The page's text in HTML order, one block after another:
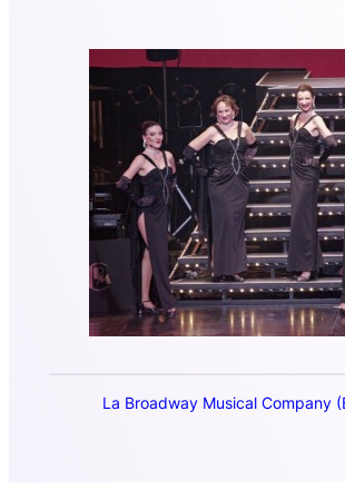
La Broadway Musical Company